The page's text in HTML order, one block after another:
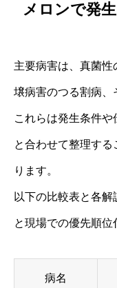
メロンで発
主要病害は、真菌性
壌病害のつる割病、
これらは発生条件
と合わせて整理す
ります。
以下の比較表と各
と現場での優先順位
病名